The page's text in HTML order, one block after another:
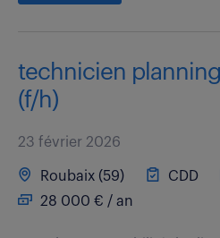
technicien
(f/h)
23 février 2026
Roubaix (59) CDD
28 000 € / an